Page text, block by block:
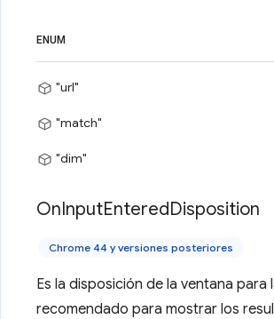
ENUM
"url"
"match"
"dim"
OnInputEnteredDisposition
Chrome 44 y versiones posteriores
Es la disposición de la ventana
recomendado para mostrar los